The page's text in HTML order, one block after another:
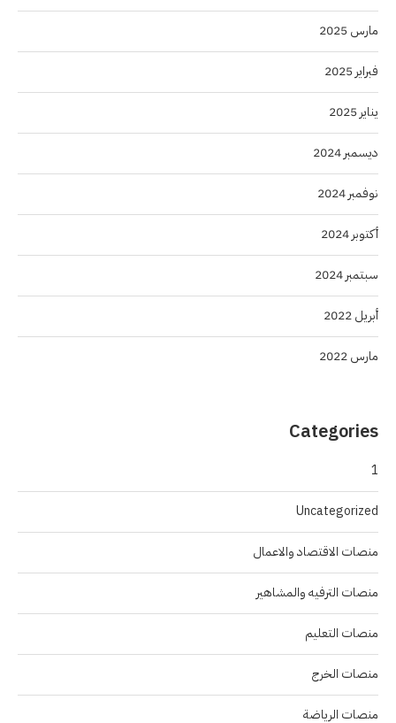
مارس 2025
فبراير 2025
يناير 2025
ديسمبر 2024
نوفمبر 2024
أكتوبر 2024
سبتمبر 2024
أبريل 2022
مارس 2022
Categories
1
Uncategorized
منصات الاقتصاد والاعمال
منصات الترفيه والمشاهير
منصات التعليم
منصات الخرج
منصات الرياضة